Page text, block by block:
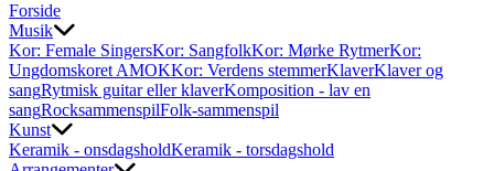
Forside
Musik
Kor: Female SingersKor: SangfolkKor: Mørke RytmerKor:
Ungdomskoret AMOKKor: Verdens stemmerKlaverKlaver og
sangRytmisk guitar eller klaverKomposition - lav en
sangRocksammenspilFolk-sammenspil
Kunst
Keramik - onsdagsholdKeramik - torsdagshold